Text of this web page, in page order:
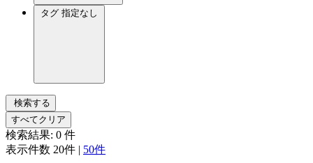
タグ 指定なし
検索する
すべてクリア
検索結果: 0 件
表示件数 20件 | 50件